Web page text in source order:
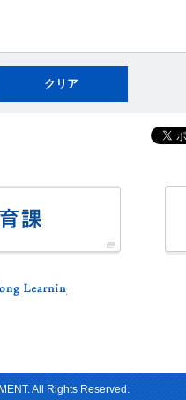
かすみがうら市スポ
All Rights Reserved.